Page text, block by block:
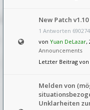
New Patch
1 Antworten
von Yuan DeLazar,
Announcements
Letzter Beitrag von
Melden von
Unklarheiten